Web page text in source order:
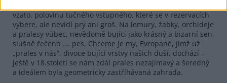
vzato, polovinu tučného vstupného, které se v rezervacích
vybere, ale nevidí prý ani groš. Na lemury, žabky, orchideje
a pralesy vůbec, nevědomě bující jako krásný a bizarní sen,
slušně řečeno …. pes. Chceme je my, Evropané, jimž už
„prales v nás“, divoce bující vrstvy našich duší, dochází –
ještě v 18.století se nám zdál prales nezajímavý a šeredný
a ideálem byla geometricky zastříhávaná zahrada.